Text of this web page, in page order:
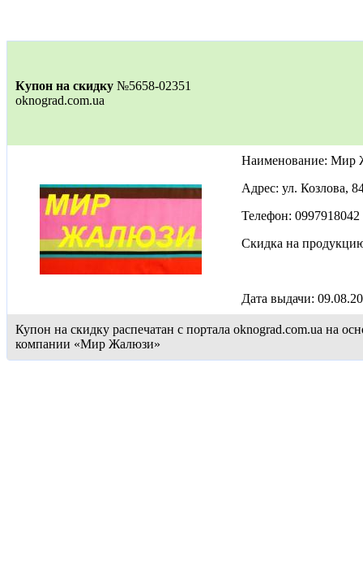
Купон на скидку №5658-02351
oknograd.com.ua
Наименование: Мир
Адрес: ул. Козлова,
Телефон: 0997918042
Скидка на
Дата выдачи:
Купон на скидку распечатан с портала oknograd.com.ua на
компании «Мир Жалюзи»